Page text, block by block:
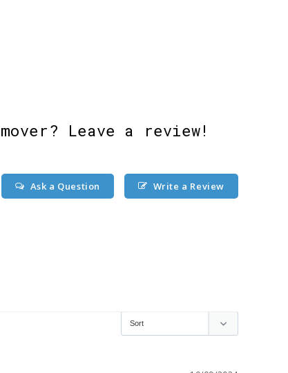
Leave a review!
Write a Review
Ask a Question